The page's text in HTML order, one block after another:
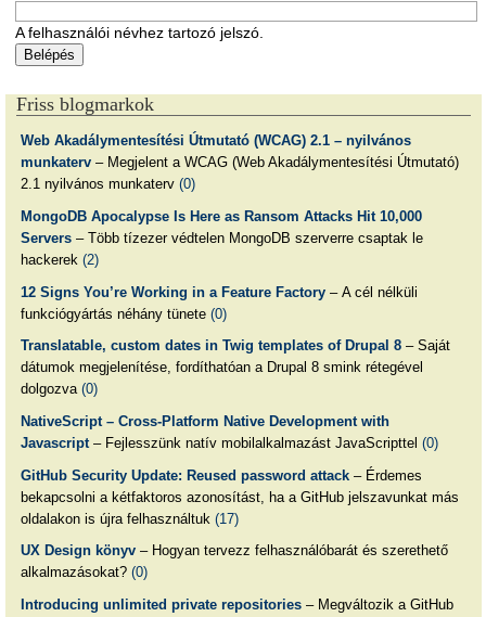
A felhasználói névhez tartozó jelszó.
Friss blogmarkok
Web Akadálymentesítési Útmutató (WCAG) 2.1 – nyilvános
munkaterv– Megjelent a WCAG (Web Akadálymentesítési Útmutató)
2.1 nyilvános munkaterv (0)
MongoDB Apocalypse Is Here as Ransom Attacks Hit 10,000
Servers– Több tízezer védtelen MongoDB szerverre csaptak le
hackerek (2)
12 Signs You’re Working in a Feature Factory– A cél nélküli
funkciógyártás néhány tünete (0)
Translatable, custom dates in Twig templates of Drupal 8– Saját
dátumok megjelenítése, fordíthatóan a Drupal 8 smink rétegével
dolgozva (0)
NativeScript – Cross-Platform Native Development with
Javascript– Fejlesszünk natív mobilalkalmazást JavaScripttel (0)
GitHub Security Update: Reused password attack– Érdemes
bekapcsolni a kétfaktoros azonosítást, ha a GitHub jelszavunkat más
oldalakon is újra felhasználtuk (17)
UX Design könyv– Hogyan tervezz felhasználóbarát és szerethető
alkalmazásokat? (0)
Introducing unlimited private repositories– Megváltozik a GitHub